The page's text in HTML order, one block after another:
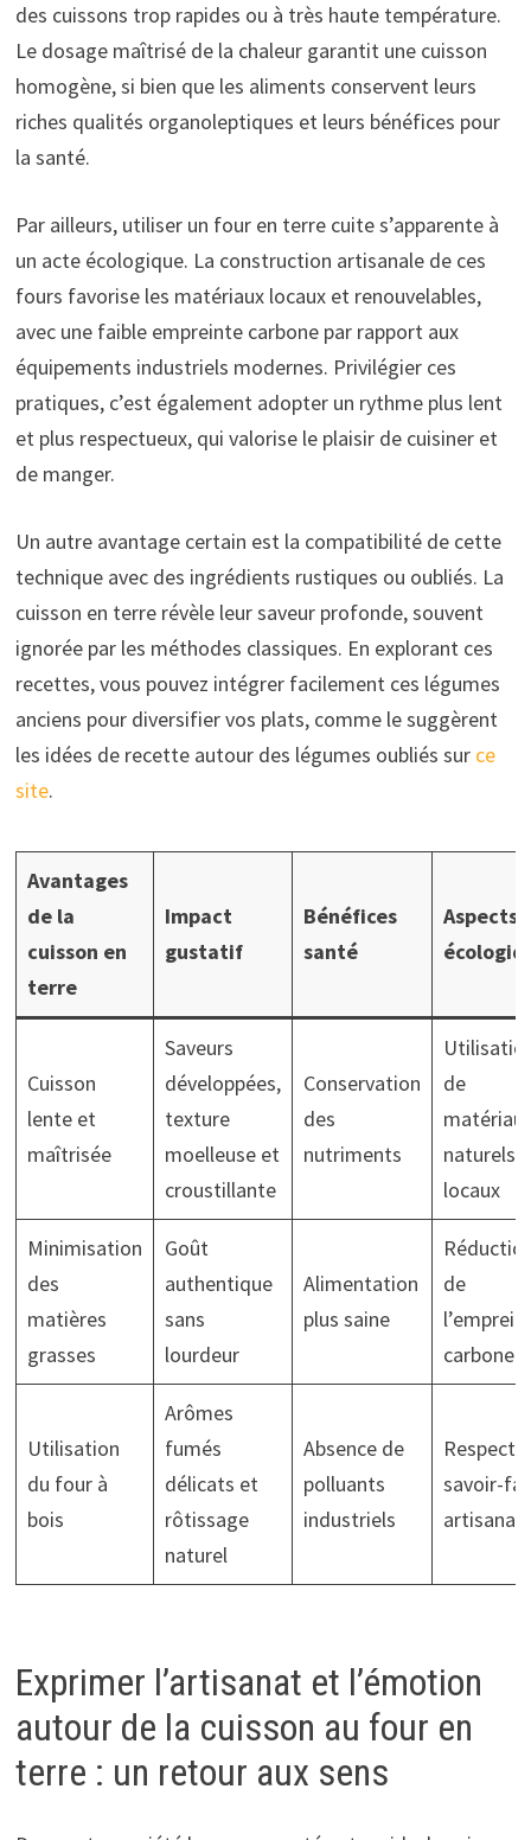
des cuissons trop rapides ou à très haute température.
Le dosage maîtrisé de la chaleur garantit une cuisson
homogène, si bien que les aliments conservent leurs
riches qualités organoleptiques et leurs bénéfices pour
la santé.
Par ailleurs, utiliser un four en terre cuite s’apparente à
un acte écologique. La construction artisanale de ces
fours favorise les matériaux locaux et renouvelables,
avec une faible empreinte carbone par rapport aux
équipements industriels modernes. Privilégier ces
pratiques, c’est également adopter un rythme plus lent
et plus respectueux, qui valorise le plaisir de cuisiner et
de manger.
Un autre avantage certain est la compatibilité de cette
technique avec des ingrédients rustiques ou oubliés. La
cuisson en terre révèle leur saveur profonde, souvent
ignorée par les méthodes classiques. En explorant ces
recettes, vous pouvez intégrer facilement ces légumes
anciens pour diversifier vos plats, comme le suggèrent
les idées de recette autour des légumes oubliés sur ce
site.
Avantages
de la
cuisson en
terre
Impact
gustatif
Bénéfices
santé
Aspects
Cuisson
lente et
maîtrisée
Saveurs
développées,
texture
moelleuse et
croustillante
Conservation
des
nutriments
de
naturels
locaux
Minimisation
des
matières
grasses
Goût
authentique
sans
lourdeur
Alimentation
plus saine
de
carbone
Utilisation
du four à
bois
Arômes
fumés
délicats et
rôtissage
naturel
Absence de
polluants
industriels
Respect
savoir-
Exprimer l’artisanat et l’émotion
autour de la cuisson au four en
terre : un retour aux sens